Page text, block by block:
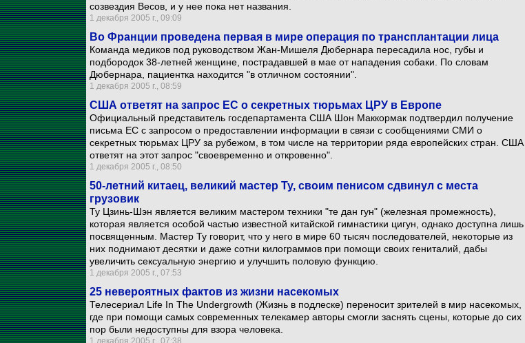
созвездия Весов, и у нее пока нет названия.
1 декабря 2005 г., 09:09
Во Франции проведена первая в мире операция по трансплантации лица
Команда медиков под руководством Жан-Мишеля Дюбернара пересадила нос, губы и
подбородок 38-летней женщине, пострадавшей в мае от нападения собаки. По словам
Дюбернара, пациентка находится "в отличном состоянии".
1 декабря 2005 г., 08:59
США ответят на запрос ЕС о секретных тюрьмах ЦРУ в Европе
Официальный представитель госдепартамента США Шон Маккормак подтвердил получение
письма ЕС с запросом о предоставлении информации в связи с сообщениями СМИ о
секретных тюрьмах ЦРУ за рубежом, в том числе на территории ряда европейских стран. США
ответят на этот запрос "своевременно и откровенно".
1 декабря 2005 г., 08:50
50-летний китаец, великий мастер Ту, своим пенисом сдвинул с места
грузовик
Ту Цзинь-Шэн является великим мастером техники "те дан гун" (железная промежность),
которая является особой частью известной китайской гимнастики цигун, однако доступна лишь
посвященным. Мастер Ту говорит, что у него в мире 60 тысяч последователей, некоторые из
них поднимают десятки и даже сотни килограммов при помощи своих гениталий, дабы
увеличить сексуальную энергию и улучшить половую функцию.
1 декабря 2005 г., 07:53
25 невероятных фактов из жизни насекомых
Телесериал Life In The Undergrowth (Жизнь в подлеске) переносит зрителей в мир насекомых,
где при помощи самых современных телекамер авторы смогли заснять сцены, которые до сих
пор были недоступны для взора человека.
1 декабря 2005 г., 07:38